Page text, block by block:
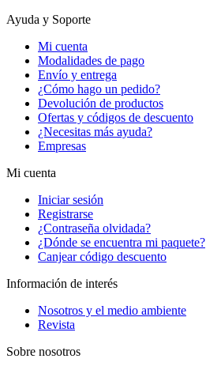
Ayuda y Soporte
Mi cuenta
Modalidades de pago
Envío y entrega
¿Cómo hago un pedido?
Devolución de productos
Ofertas y códigos de descuento
¿Necesitas más ayuda?
Empresas
Mi cuenta
Iniciar sesión
Registrarse
¿Contraseña olvidada?
¿Dónde se encuentra mi paquete?
Canjear código descuento
Información de interés
Nosotros y el medio ambiente
Revista
Sobre nosotros